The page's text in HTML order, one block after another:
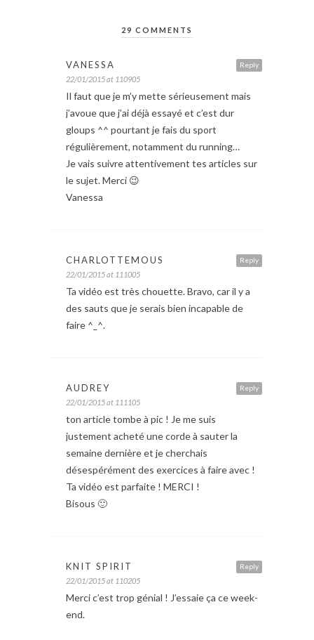
29 COMMENTS
Reply
VANESSA
22/01/2015 at 110905
Il faut que je m’y mette sérieusement mais
j’avoue que j’ai déjà essayé et c’est dur
gloups ^^ pourtant je fais du sport
régulièrement, notamment du running…
Je vais suivre attentivement tes articles sur
le sujet. Merci 😉
Vanessa
Reply
CHARLOTTEMOUS
22/01/2015 at 111005
Ta vidéo est très chouette. Bravo, car il y a
des sauts que je serais bien incapable de
faire ^_^.
Reply
AUDREY
22/01/2015 at 111105
ton article tombe à pic ! Je me suis
justement acheté une corde à sauter la
semaine dernière et je cherchais
désespérément des exercices à faire avec !
Ta vidéo est parfaite ! MERCI !
Bisous 🙂
Reply
KNIT SPIRIT
22/01/2015 at 110205
Merci c’est trop génial ! J’essaie ça ce week-
end.